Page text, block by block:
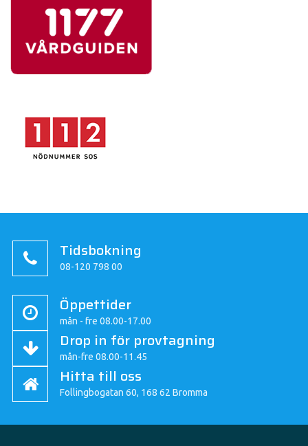
Tidsbokning
08-120 798 00
Öppettider
mån - fre 08.00-17.00
Drop in för provtagning
mån-fre 08.00-11.45
Hitta till oss
Follingbogatan 60, 168 62 Bromma